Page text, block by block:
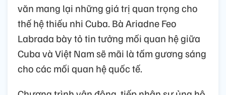
văn mang lại những giá trị quan trọng cho
thế hệ thiếu nhi Cuba. Bà Ariadne Feo
Labrada bày tỏ tin tưởng mối quan hệ giữa
Cuba và Việt Nam sẽ mãi là tấm gương sáng
cho các mối quan hệ quốc tế.